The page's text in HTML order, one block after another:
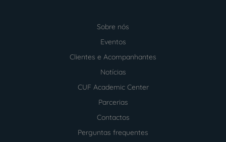
Sobre nós
Eventos
Clientes e Acompanhantes
Notícias
CUF Academic Center
Parcerias
Contactos
Perguntas frequentes